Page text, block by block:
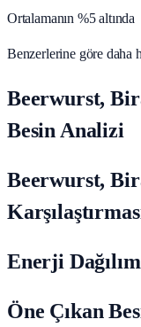
Ortalamanın %5 altında
Benzerlerine göre daha
Beerwurst,
Besin Analizi
Beerwurst,
Enerji
Öne Çıkan